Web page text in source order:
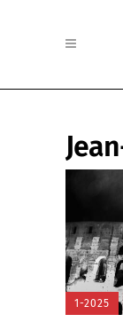
1-2025